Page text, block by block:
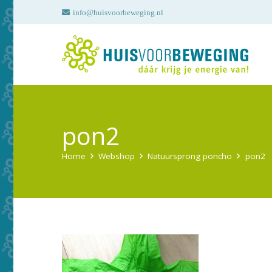
info@huisvoorbeweging.nl
pon2
Home Webshop Natuursprong poncho pon2